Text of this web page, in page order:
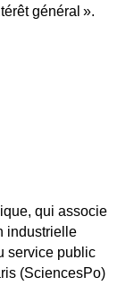
général ».
qui associe
industrielle
service public
(SciencesPo)